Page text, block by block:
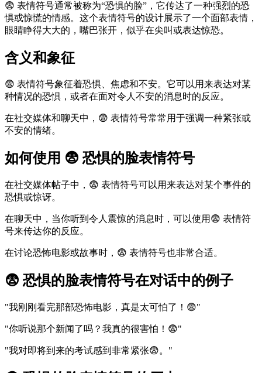
😨 表情符号通常被称为“恐惧的脸”，它传达了一种强烈的恐
惧或惊慌的情感。这个表情符号的设计展示了一个面部表情，
眼睛睁得大大的，嘴巴张开，似乎在尖叫或表达惊恐。
含义和象征
😨 表情符号象征着恐惧、焦虑和不安。它可以用来表达对某
种情况的恐惧，或者在面对令人不安的消息时的反应。
在社交媒体和聊天中，😨 表情符号常常用于强调一种紧张或
不安的情绪。
如何使用 😨 恐惧的脸表情符号
在社交媒体帖子中，😨 表情符号可以用来表达对某个事件的
恐惧或惊讶。
在聊天中，当你听到令人震惊的消息时，可以使用😨 表情符
号来传达你的反应。
在讨论恐怖电影或故事时，😨 表情符号也非常合适。
😨 恐惧的脸表情符号在对话中的例子
"我刚刚看完那部恐怖电影，真是太可怕了！😨"
"你听说那个新闻了吗？我真的很害怕！😨"
"我对即将到来的考试感到非常紧张😨。"